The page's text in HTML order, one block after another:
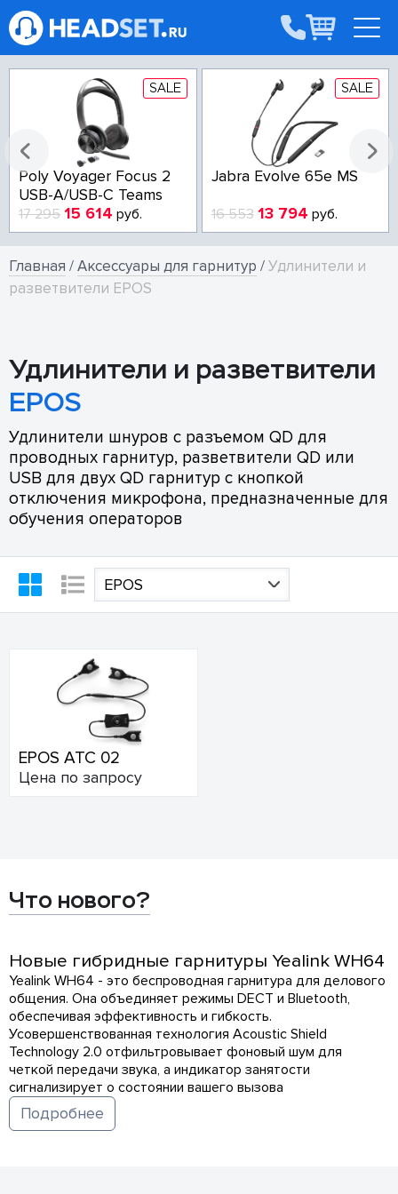
SALE
Poly Voyager Focus 2
USB-A/USB-C Teams
17 295 15 614 руб.
SALE
Jabra Evolve 65e MS
16 553 13 794 руб.
Главная /Аксессуары для гарнитур /Удлинители и
разветвители EPOS
Удлинители и разветвители
EPOS
Удлинители шнуров с разъемом QD для
проводных гарнитур, разветвители QD или
USB для двух QD гарнитур с кнопкой
отключения микрофона, предназначенные для
обучения операторов
EPOS
EPOS ATC 02
Цена по запросу
Что нового?
Новые гибридные гарнитуры Yealink WH64
Yealink WH64 - это беспроводная гарнитура для делового
общения. Она объединяет режимы DECT и Bluetooth,
обеспечивая эффективность и гибкость.
Усовершенствованная технология Acoustic Shield
Technology 2.0 отфильтровывает фоновый шум для
четкой передачи звука, а индикатор занятости
сигнализирует о состоянии вашего вызова
Подробнее